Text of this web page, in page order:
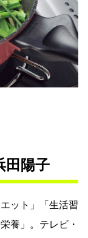
田陽子
ット」「生活習
養」。テレビ・